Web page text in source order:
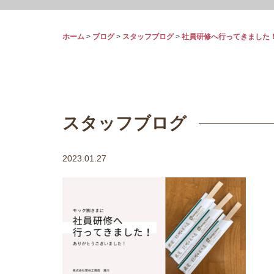
ホーム > ブログ> スタッフブログ> 社員研修へ行ってきました！
スタッフブログ
2023.01.27